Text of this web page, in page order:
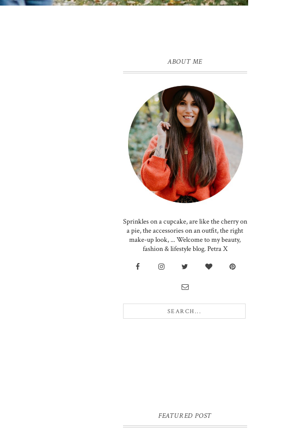
ABOUT ME
Sprinkles on a cupcake, are like the cherry on
a pie, the accessories on an outfit, the right
make-up look, ... Welcome to my beauty,
fashion & lifestyle blog. Petra X
FEATURED POST